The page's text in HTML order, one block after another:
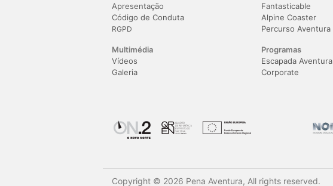
Apresentação
Código de Conduta
RGPD
Multimédia
Vídeos
Galeria
Fantasticable
Alpine Coaster
Percurso Aventura
Programas
Escapada Aventura
Corporate
Copyright © 2026 Pena Aventura, All rights reserved.